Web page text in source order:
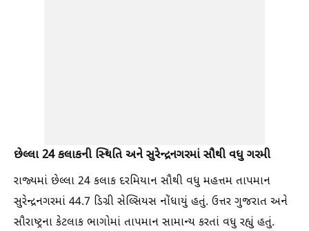
છેલ્લા 24 કલાકની સ્થિતિ અને સુરેન્દ્રનગરમાં સૌથી વધુ ગરમી
રાજ્યમાં છેલ્લા 24 કલાક દરમિયાન સૌથી વધુ મહત્તમ તાપમાન
સુરેન્દ્રનગરમાં 44.7 ડિગ્રી સેલ્સિયસ નોંધાયું હતું. ઉત્તર ગુજરાત અને
સૌરાષ્ટ્રના કેટલાક ભાગોમાં તાપમાન સામાન્ય કરતાં વધુ રહ્યું હતું.